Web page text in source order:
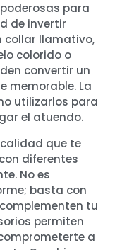
para
de invertir
collar llamativo,
colorido o
convertir un
memorable. La
utilizarlos para
el atuendo.
que te
diferentes
No es
basta con
tu
permiten
a